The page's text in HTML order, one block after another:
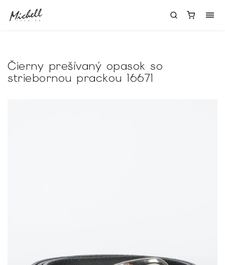
Čierny prešívaný opasok so
striebornou prackou 16671